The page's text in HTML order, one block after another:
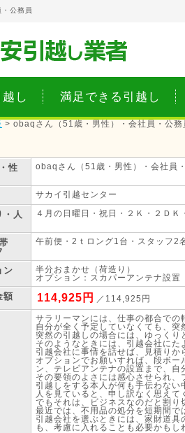
公務員
し 満足できる引越し
> obaqさん（51歳・男性）・会社員・公務
性
obaqさん（51歳・男性）・会社員
サカイ引越センター
・人
４月の日曜日・祝日・２Ｋ・２Ｄ
午前便・2ｔロング1台・スタッフ2
ン
半分おまかせ（荷造り）
オプション：スカパーアンテナ設置
額 114,925円 ／114,925円
サラリーマンには、仕事の都合での
自分が全く予定していなくても、突
突然の引越しの場合には、ゆっくり
そのようなときには、引越会社にた
引越会社に事情を話せば、見積りか
オプションでお願いすれば、段ボ
ン、テレビアンテナの設置まで、自
その要領のよさには感心させられ、
引越しをする本人が何も手伝わな
人を見ていると、申し訳なく思えて
でもそれは、ビジネスなのだと割り
最近では、不用品の処分を短期間で
引越会社を選ぶときには、家財道
も、考慮に入れることも必要かもし